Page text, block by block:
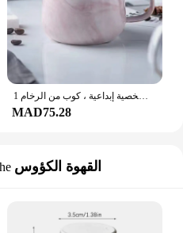
1 على الطراز الاسكندنافي كوب إفطار من الشوفان والقهوة بحافة ذهبية ، كوب ذو شخصية إبداعية ، كوب من الرخام
MAD75.28
القهوة الكؤوس